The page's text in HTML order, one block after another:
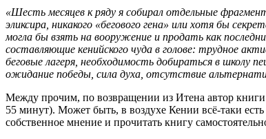
«Шесть месяцев к ряду я собирал отдельные
эликсира, никакого «бегового гена» или хотя бы
могла бы взять на вооружение и продать как
составляющие кенийского чуда в голове: трудное
беговые лагеря, необходимость добираться в школу
ожидание победы, сила духа, отсутствие
Между прочим, по возвращении из Итена автор
55 минут). Может быть, в воздухе Кении всё-таки
собственное мнение и прочитать книгу